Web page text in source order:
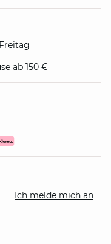
ab 150 €
Ich melde mich an